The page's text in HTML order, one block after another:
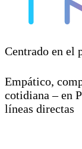
Centrado en el
Empático,
cotidiana – en
líneas directas